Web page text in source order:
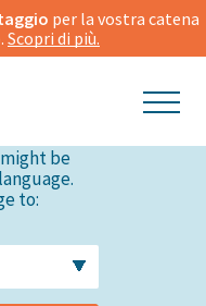
be
to:
per la vostra catena
Scopri di più.